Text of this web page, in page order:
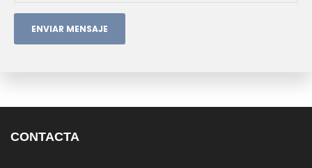
ENVIAR MENSAJE
CONTACTA